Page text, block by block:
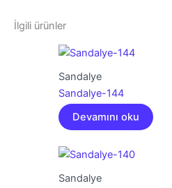
İlgili ürünler
Sandalye
Sandalye-144
Devamını oku
Sandalye